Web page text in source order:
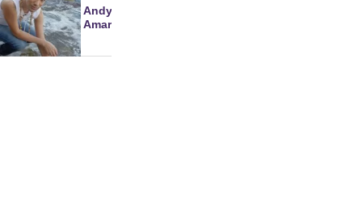
Andy
Amaral